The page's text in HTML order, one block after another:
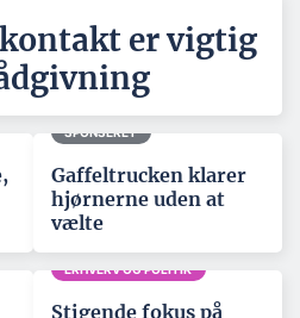
er vigtig
SPONSERET
Gaffeltrucken klarer
hjørnerne uden at
vælte
ERHVERV OG POLITIK
Stigende fokus på